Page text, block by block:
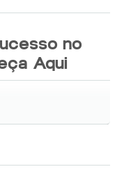
no
Aqui
de
está ao seu
chave, e a Editora
prepara, mas